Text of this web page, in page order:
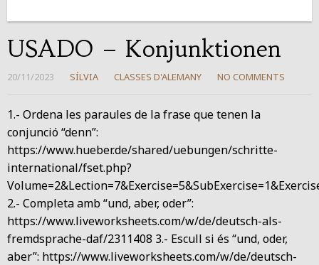
USADO – Konjunktionen
20/11/2023 SÍLVIA CLASSES D'ALEMANY NO COMMENTS
1.- Ordena les paraules de la frase que tenen la
conjunció “denn”:
https://www.hueber.de/shared/uebungen/schritte-
international/fset.php?
2.- Completa amb “und, aber, oder”:
https://www.liveworksheets.com/w/de/deutsch-als-
fremdsprache-daf/2311408 3.- Escull si és “und, oder,
aber”: https://www.liveworksheets.com/w/de/deutsch-